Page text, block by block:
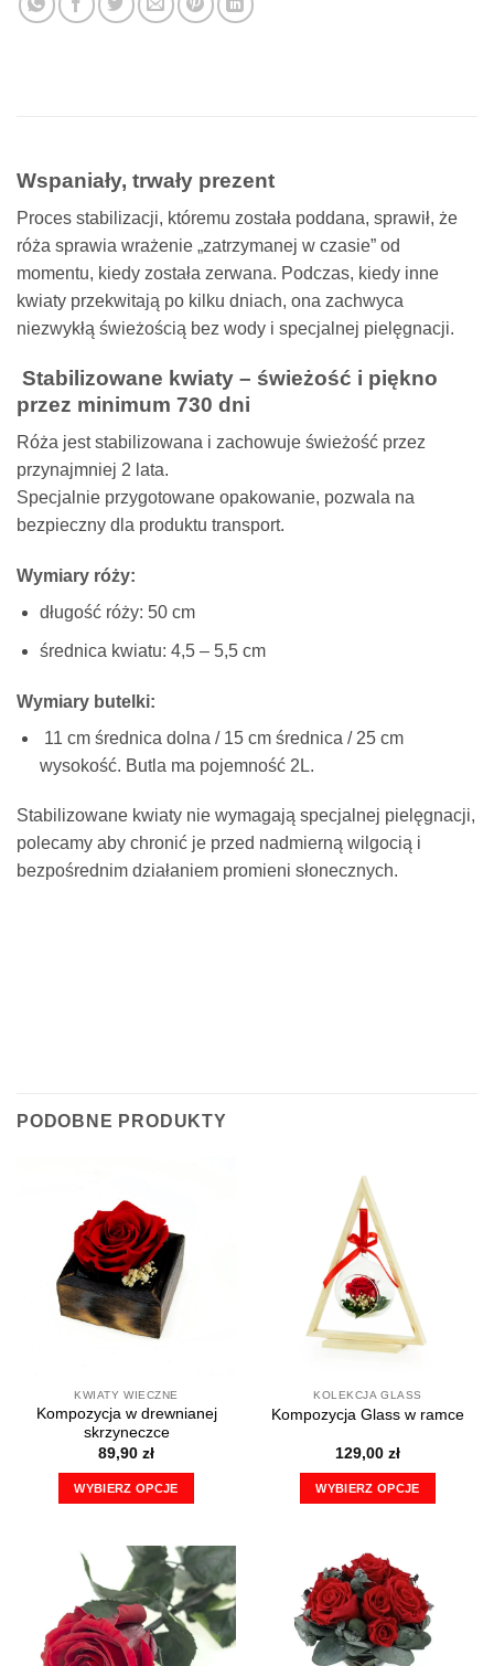
Wspaniały, trwały prezent
Proces stabilizacji, któremu została poddana, sprawił, że
róża sprawia wrażenie „zatrzymanej w czasie” od
momentu, kiedy została zerwana. Podczas, kiedy inne
kwiaty przekwitają po kilku dniach, ona zachwyca
niezwykłą świeżością bez wody i specjalnej pielęgnacji.
Stabilizowane kwiaty – świeżość i piękno
przez minimum 730 dni
Róża jest stabilizowana i zachowuje świeżość przez
przynajmniej 2 lata.
Specjalnie przygotowane opakowanie, pozwala na
bezpieczny dla produktu transport.
Wymiary róży:
długość róży: 50 cm
średnica kwiatu: 4,5 – 5,5 cm
Wymiary butelki:
11 cm średnica dolna / 15 cm średnica / 25 cm
wysokość. Butla ma pojemność 2L.
Stabilizowane kwiaty nie wymagają specjalnej pielęgnacji,
polecamy aby chronić je przed nadmierną wilgocią i
bezpośrednim działaniem promieni słonecznych.
PODOBNE PRODUKTY
KWIATY WIECZNE
Kompozycja w drewnianej
skrzyneczce
89,90 zł
WYBIERZ OPCJE
ma
wiele
wariantów.
Opcje
można
KOLEKCJA GLASS
Kompozycja Glass w ramce
129,00 zł
WYBIERZ OPCJE
ma
wiele
wariantów.
Opcje
można